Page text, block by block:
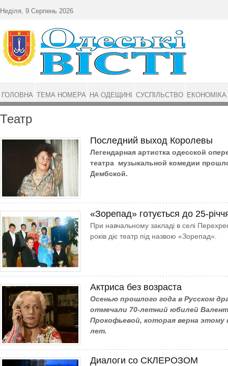
Театр
Последний выход Королевы
Легендарная артистка одесской
театра музыкальной комедии
Дембской.
«Зорепад» готується до 25-
При навчальному закладі в селі
років діє театр під назвою «Зорепад».
Актриса без возраста
Осенью прошлого года в Русском
отмечали 70-летний юбилей
Прокофьевой, которая верна этому
лет.
Диалоги со СКЛЕРОЗОМ
Неділя, 9 Серпень 2026
ГОЛОВНА ТЕМА НОМЕРА НА ОДЕЩИНІ СУСПІЛЬСТВО ЕКОНОМІКА